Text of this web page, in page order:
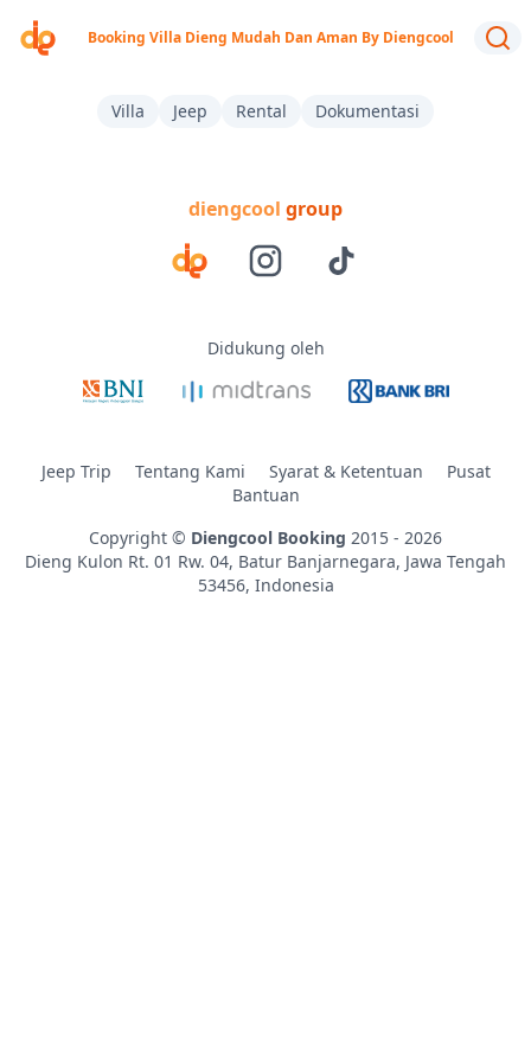
Booking Villa Dieng Mudah Dan Aman By Diengcool
Villa Jeep Rental Dokumentasi
diengcool group
Didukung oleh
Jeep Trip Tentang Kami Syarat & Ketentuan
Pusat
Bantuan
Copyright © Diengcool Booking 2015 - 2026
Dieng Kulon Rt. 01 Rw. 04, Batur Banjarnegara, Jawa Tengah
53456, Indonesia